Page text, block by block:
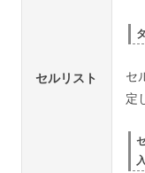
セルリスト
セ
定